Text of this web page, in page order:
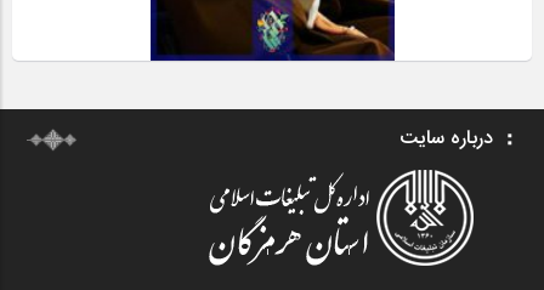
درباره سایت